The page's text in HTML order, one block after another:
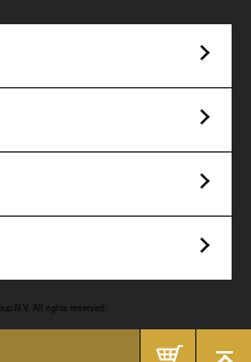
N.V. All rights reserved.